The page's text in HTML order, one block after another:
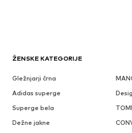
ŽENSKE KATEGORIJE
Gležnjarji črna
Adidas superge
Superge bela
Dežne jakne